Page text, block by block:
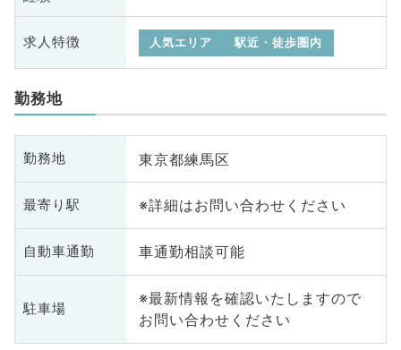
求人特徴 人気エリア 駅近・徒歩圏内
勤務地
勤務地 東京都練馬区
最寄り駅 ※詳細はお問い合わせください
自動車通勤 車通勤相談可能
駐車場
※最新情報を確認いたしますので
お問い合わせください